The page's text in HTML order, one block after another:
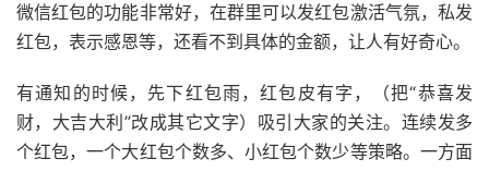
微信红包的功能非常好，在群里可以发红包激活气氛，私发
红包，表示感恩等，还看不到具体的金额，让人有好奇心。
有通知的时候，先下红包雨，红包皮有字，（把“恭喜发
财，大吉大利”改成其它文字）吸引大家的关注。连续发多
个红包，一个大红包个数多、小红包个数少等策略。一方面